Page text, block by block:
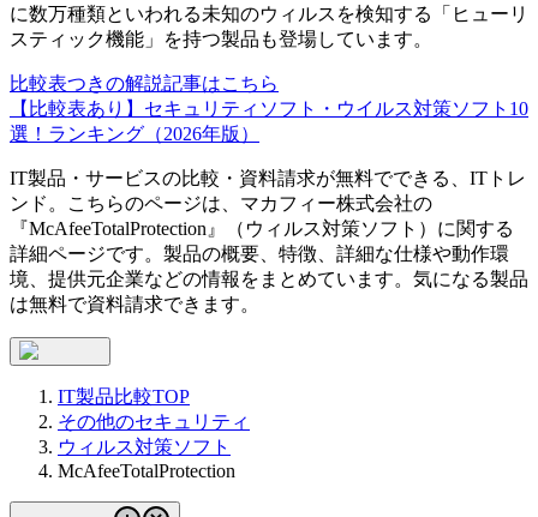
に数万種類といわれる未知のウィルスを検知する「ヒューリ
スティック機能」を持つ製品も登場しています。
比較表つきの解説記事はこちら
【比較表あり】セキュリティソフト・ウイルス対策ソフト10
選！ランキング（2026年版）
IT製品・サービスの比較・資料請求が無料でできる、ITトレ
ンド。こちらのページは、 マカフィー株式会社の
『McAfeeTotalProtection 』（ ウィルス対策ソフト ）に関する
詳細ページです。製品の概要、特徴、詳細な仕様や動作環
境、提供元企業などの情報をまとめています。気になる製品
は無料で資料請求できます。
IT製品比較TOP
その他のセキュリティ
ウィルス対策ソフト
McAfeeTotalProtection